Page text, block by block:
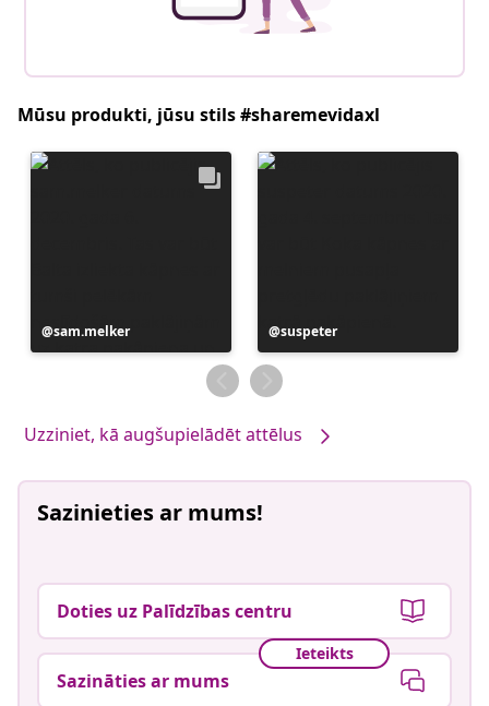
Mūsu produkti, jūsu stils #sharemevidaxl
Ierakstu
publicējis
sam.melker
Ierakstu
publicējis
suspeter
Uzziniet, kā augšupielādēt attēlus
Sazinieties ar mums!
Doties uz Palīdzības centru
Ieteikts
Sazināties ar mums